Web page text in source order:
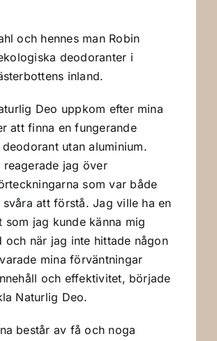
och hennes man Robin
deodoranter i
inland.
Deo uppkom efter mina
att finna en fungerande
utan aluminium.
reagerade jag över
som var både
svåra att förstå. Jag ville ha en
som jag kunde känna mig
och när jag inte hittade någon
mina förväntningar
och effektivitet, började
Naturlig Deo.
består av få och noga